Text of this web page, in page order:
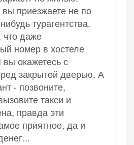
приезжаете не по
турагентства.
что даже
номер в хостеле
окажетесь с
закрытой дверью. А
- позвоните,
такси и
правда эти
приятное, да и